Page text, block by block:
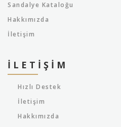
Sandalye Kataloğu
Hakkımızda
İletişim
İLETIŞIM
Hızlı Destek
İletişim
Hakkımızda